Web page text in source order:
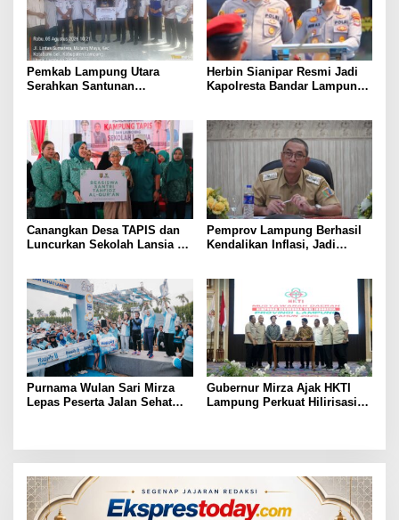
Pemkab Lampung Utara
Serahkan Santunan
Herbin Sianipar Resmi Jadi
Kapolresta Bandar Lampung,
Canangkan Desa TAPIS dan
Luncurkan Sekolah Lansia di
Pembangunan SDM Dimulai
dari Desa
Pemprov Lampung Berhasil
Kendalikan Inflasi, Jadi
Purnama Wulan Sari Mirza
Lepas Peserta Jalan Sehat
Gubernur Mirza Ajak HKTI
Lampung Perkuat Hilirisasi